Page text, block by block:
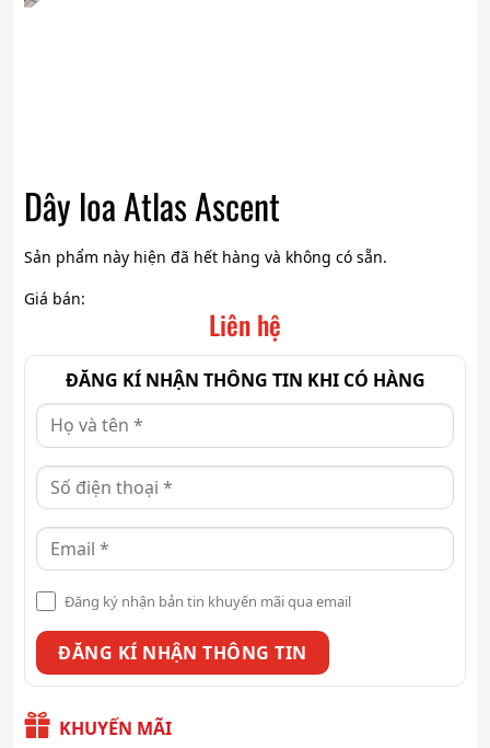
Dây loa Atlas Ascent
Sản phẩm này hiện đã hết hàng và không có sẵn.
Giá bán:
Liên hệ
ĐĂNG KÍ NHẬN THÔNG TIN KHI CÓ HÀNG
Đăng ký nhận bản tin khuyến mãi qua email
KHUYẾN MÃI